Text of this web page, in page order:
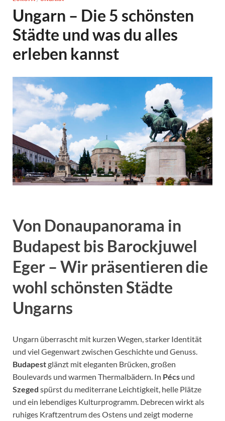
Ungarn – Die 5 schönsten
Städte und was du alles
erleben kannst
Von Donaupanorama in
Budapest bis Barockjuwel
Eger – Wir präsentieren die
wohl schönsten Städte
Ungarns
Ungarn überrascht mit kurzen Wegen, starker Identität
und viel Gegenwart zwischen Geschichte und Genuss.
Budapestglänzt mit eleganten Brücken, großen
Boulevards und warmen Thermalbädern. In Pécs und
Szeged spürst du mediterrane Leichtigkeit, helle Plätze
und ein lebendiges Kulturprogramm. Debrecen wirkt als
ruhiges Kraftzentrum des Ostens und zeigt moderne